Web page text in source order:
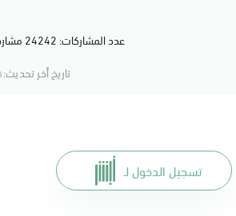
عدد المشاركات: 24242 مشاركة (73%) أعجبهم المحتوى
تاريخ أخر تحديث:
تسجيل الدخول لـ